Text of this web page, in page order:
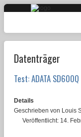
Datenträger
Test: ADATA
Details
Geschrieben von Louis
Veröffentlicht: 14.